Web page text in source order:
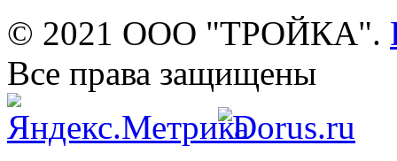
© 2021 ООО "ТРОЙКА".
Все права защищены